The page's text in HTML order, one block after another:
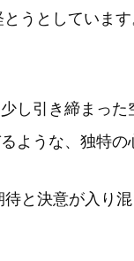
うとしています
し引き締まっ
ような、独特の
待と決意が入